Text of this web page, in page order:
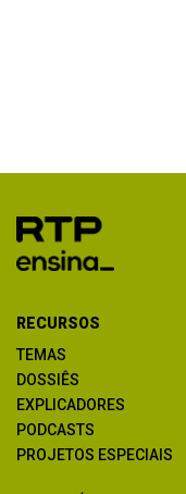
RECURSOS
TEMAS
DOSSIÊS
EXPLICADORES
PODCASTS
PROJETOS ESPECIAIS